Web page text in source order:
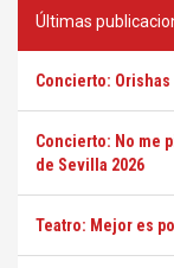
Últimas
Concierto:
Concierto: No me
de Sevilla 2026
Teatro: Mejor es